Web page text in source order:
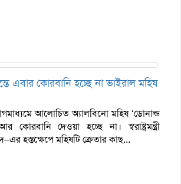
এবার কোরবানি হচ্ছে না ভাইরাল মহিষ
আলোচিত অ্যালবিনো মহিষ ‘ডোনাল্ড
কোরবানি দেওয়া হচ্ছে না। স্বরাষ্ট্রমন্ত্রী
হস্তক্ষেপে মহিষটি ক্রেতার কাছ...